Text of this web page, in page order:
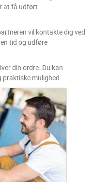
at få udført
vil kontakte dig ved
tid og udføre
din ordre. Du kan
mulighed.